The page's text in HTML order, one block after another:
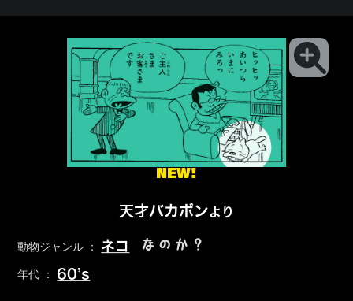
NEW!
天才バカボンより
動物ジャンル ： ネコ なのか？
年代 ： 60’s